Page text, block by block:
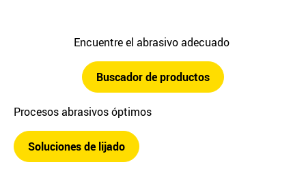
Encuentre el abrasivo adecuado
Buscador de productos
Procesos abrasivos óptimos
Soluciones de lijado